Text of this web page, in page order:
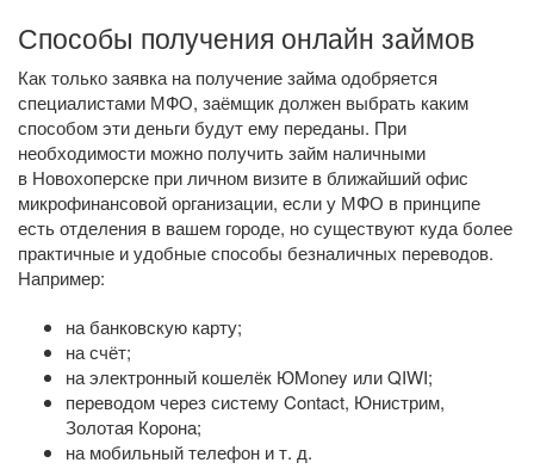
Способы получения онлайн займов
Как только заявка на получение займа одобряется
специалистами МФО, заёмщик должен выбрать каким
способом эти деньги будут ему переданы. При
необходимости можно получить займ наличными
в Новохоперске при личном визите в ближайший офис
микрофинансовой организации, если у МФО в принципе
есть отделения в вашем городе, но существуют куда более
практичные и удобные способы безналичных переводов.
Например:
на банковскую карту;
на счёт;
на электронный кошелёк ЮMoney или QIWI;
переводом через систему Contact, Юнистрим,
Золотая Корона;
на мобильный телефон и т. д.